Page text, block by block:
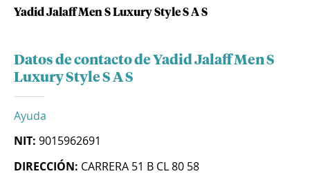
Yadid Jalaff Men S Luxury Style S A S
Datos de contacto de Yadid Jalaff Men S
Luxury Style S A S
Ayuda
NIT: 9015962691
DIRECCIÓN: CARRERA 51 B CL 80 58